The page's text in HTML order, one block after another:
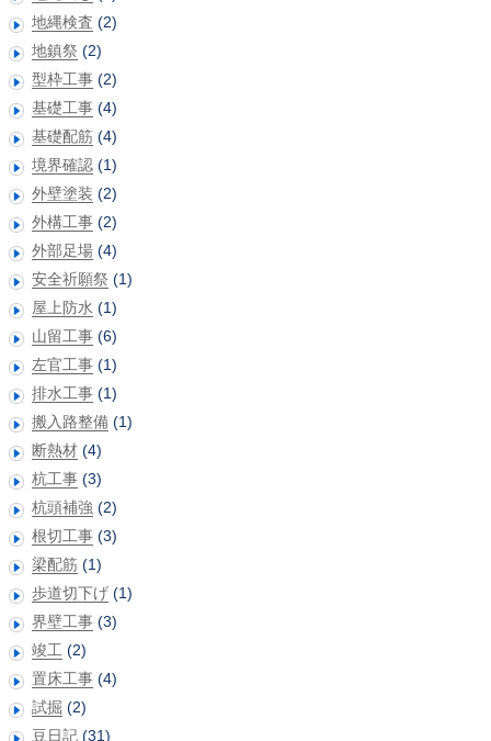
地縄検査 (2)
地鎮祭 (2)
型枠工事 (2)
基礎工事 (4)
基礎配筋 (4)
境界確認 (1)
外壁塗装 (2)
外構工事 (2)
外部足場 (4)
安全祈願祭 (1)
屋上防水 (1)
山留工事 (6)
左官工事 (1)
排水工事 (1)
搬入路整備 (1)
断熱材 (4)
杭工事 (3)
杭頭補強 (2)
根切工事 (3)
梁配筋 (1)
歩道切下げ (1)
界壁工事 (3)
竣工 (2)
置床工事 (4)
試掘 (2)
豆日記 (31)